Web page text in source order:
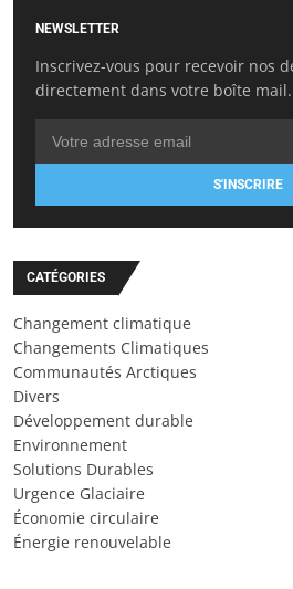
NEWSLETTER
Inscrivez-vous pour recevoir nos
directement dans votre boîte mail.
S'INSCRIRE
CATÉGORIES
Changement climatique
Changements Climatiques
Communautés Arctiques
Divers
Développement durable
Environnement
Solutions Durables
Urgence Glaciaire
Économie circulaire
Énergie renouvelable